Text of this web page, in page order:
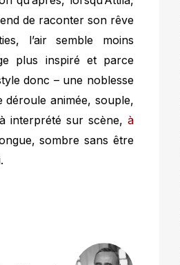
de raconter son rêve
l’air semble moins
plus inspiré et parce
donc – une noblesse
animée, souple,
interprété sur scène, à
sombre sans être